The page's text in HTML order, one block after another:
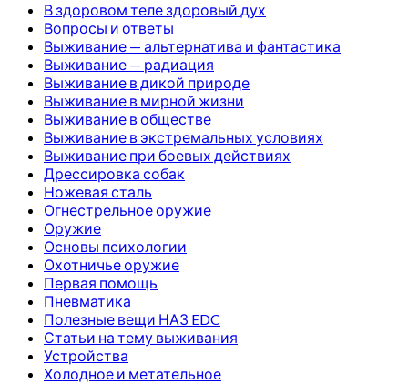
В здоровом теле здоровый дух
Вопросы и ответы
Выживание — альтернатива и фантастика
Выживание — радиация
Выживание в дикой природе
Выживание в мирной жизни
Выживание в обществе
Выживание в экстремальных условиях
Выживание при боевых действиях
Дрессировка собак
Ножевая сталь
Огнестрельное оружие
Оружие
Основы психологии
Охотничье оружие
Первая помощь
Пневматика
Полезные вещи НАЗ EDC
Статьи на тему выживания
Устройства
Холодное и метательное